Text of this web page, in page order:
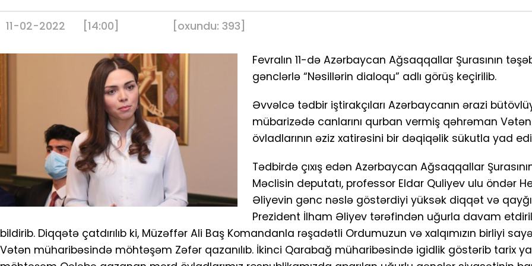
11-02-2022 [14:00] [oxundu: 393]
Fevralın 11-də Azərbaycan Ağsaqqallar Şurasının
gənclərlə “Nəsillərin dialoqu” adlı görüş keçirilib.
Əvvəlcə tədbir iştirakçıları Azərbaycanın ərazi
mübarizədə canlarını qurban vermiş qəhrəman Vətən
övladlarının əziz xatirəsini bir dəqiqəlik sükutla yad
Tədbirdə çıxış edən Azərbaycan Ağsaqqallar
Məclisin deputatı, professor Eldar Quliyev ulu öndər
Əliyevin gənc nəslə göstərdiyi yüksək diqqət və
Prezident İlham Əliyev tərəfindən uğurla davam
bildirib. Diqqətə çatdırılıb ki, Müzəffər Ali Baş Komandanla rəşadətli Ordumuzun və xalqımızın birliyi
Vətən müharibəsində möhtəşəm Zəfər qazanılıb. İkinci Qarabağ müharibəsində igidlik göstərib tarix